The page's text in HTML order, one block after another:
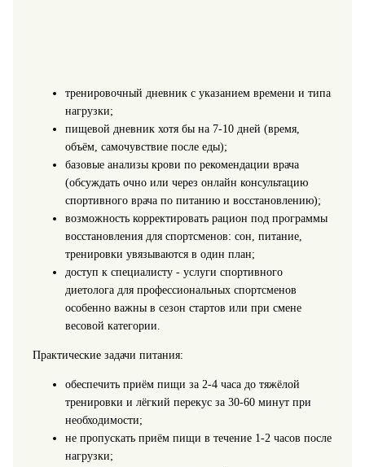
тренировочный дневник с указанием времени и типа
нагрузки;
пищевой дневник хотя бы на 7-10 дней (время,
объём, самочувствие после еды);
базовые анализы крови по рекомендации врача
(обсуждать очно или через онлайн консультацию
спортивного врача по питанию и восстановлению);
возможность корректировать рацион под программы
восстановления для спортсменов: сон, питание,
тренировки увязываются в один план;
доступ к специалисту - услуги спортивного
диетолога для профессиональных спортсменов
особенно важны в сезон стартов или при смене
весовой категории.
Практические задачи питания:
обеспечить приём пищи за 2-4 часа до тяжёлой
тренировки и лёгкий перекус за 30-60 минут при
необходимости;
не пропускать приём пищи в течение 1-2 часов после
нагрузки;